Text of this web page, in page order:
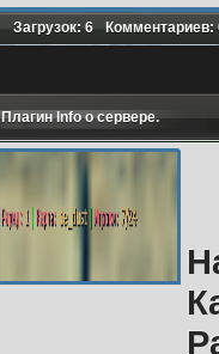
Загрузок: 6 Комментариев:
Плагин Info о сервере.